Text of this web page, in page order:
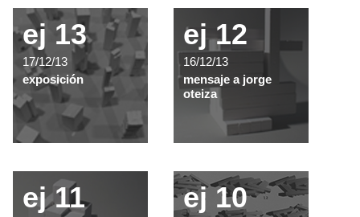
ej 13
17/12/13
exposición
ej 12
16/12/13
mensaje a jorge
oteiza
ej 11 ej 10